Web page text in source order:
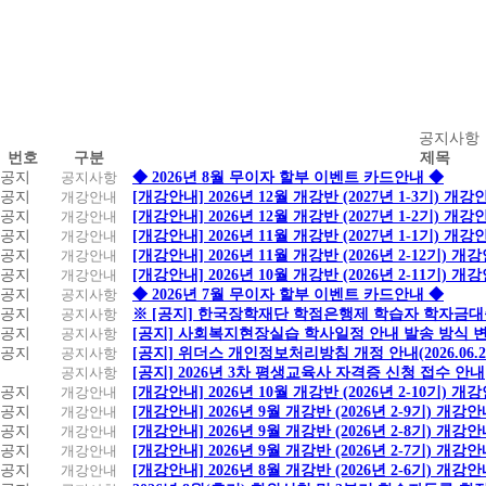
지
사
항
공지사항
번호
구분
제목
공지
공지사항
◆ 2026년 8월 무이자 할부 이벤트 카드안내 ◆
공지
개강안내
[개강안내] 2026년 12월 개강반 (2027년 1-3기) 개강
공지
개강안내
[개강안내] 2026년 12월 개강반 (2027년 1-2기) 개강
공지
개강안내
[개강안내] 2026년 11월 개강반 (2027년 1-1기) 개강
공지
개강안내
[개강안내] 2026년 11월 개강반 (2026년 2-12기) 개강
공지
개강안내
[개강안내] 2026년 10월 개강반 (2026년 2-11기) 개강
공지
공지사항
◆ 2026년 7월 무이자 할부 이벤트 카드안내 ◆
공지
공지사항
※ [공지] 한국장학재단 학점은행제 학습자 학자금
공지
공지사항
[공지] 사회복지현장실습 학사일정 안내 발송 방식
공지
공지사항
[공지] 위더스 개인정보처리방침 개정 안내
공지사항
[공지] 2026년 3차 평생교육사 자격증 신청 접수 안내
공지
개강안내
[개강안내] 2026년 10월 개강반 (2026년 2-10기) 개강
공지
개강안내
[개강안내] 2026년 9월 개강반 (2026년 2-9기) 개강안
공지
개강안내
[개강안내] 2026년 9월 개강반 (2026년 2-8기) 개강안
공지
개강안내
[개강안내] 2026년 9월 개강반 (2026년 2-7기) 개강안
공지
개강안내
[개강안내] 2026년 8월 개강반 (2026년 2-6기) 개강안